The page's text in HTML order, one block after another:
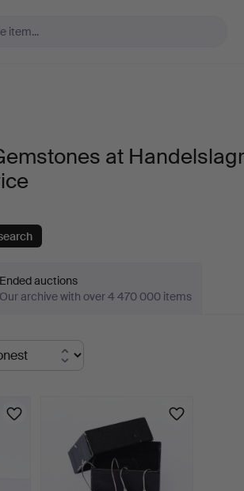
at
Ended auctions
Our archive with over 4 470 000 items